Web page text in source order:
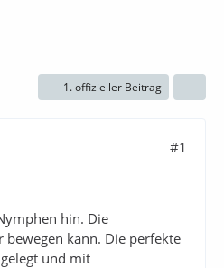
1. offizieller Beitrag
#1
hin. Die
kann. Die perfekte
und mit